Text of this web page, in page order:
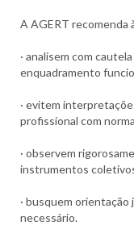
A AGERT recomenda
· analisem com
enquadramento
· evitem
profissional com
· observem
instrumentos
· busquem
necessário.